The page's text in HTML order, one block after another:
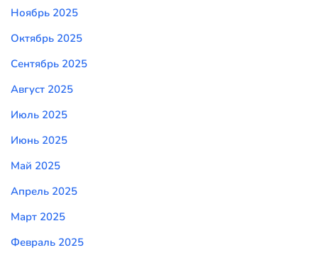
Ноябрь 2025
Октябрь 2025
Сентябрь 2025
Август 2025
Июль 2025
Июнь 2025
Май 2025
Апрель 2025
Март 2025
Февраль 2025